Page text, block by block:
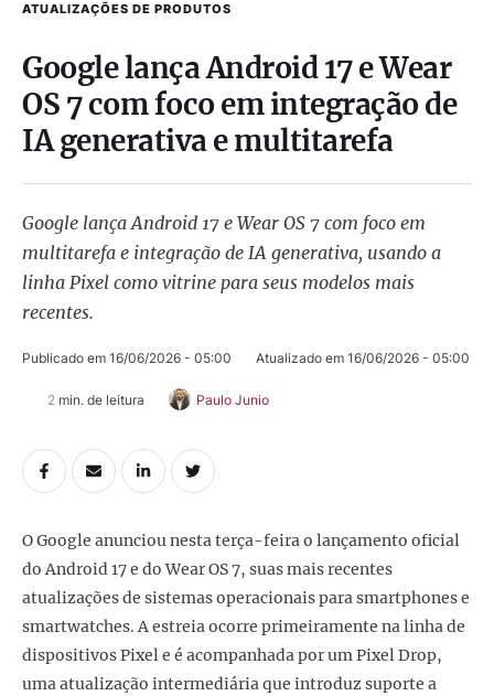
ATUALIZAÇÕES DE PRODUTOS
Google lança Android 17 e Wear
OS 7 com foco em integração de
IA generativa e multitarefa
Google lança Android 17 e Wear OS 7 com foco em
multitarefa e integração de IA generativa, usando a
linha Pixel como vitrine para seus modelos mais
recentes.
Publicado em 16/06/2026 - 05:00 Atualizado em 16/06/2026 - 05:00
2 min. de leitura Paulo Junio
O Google anunciou nesta terça-feira o lançamento oficial
do Android 17 e do Wear OS 7, suas mais recentes
atualizações de sistemas operacionais para smartphones e
smartwatches. A estreia ocorre primeiramente na linha de
dispositivos Pixel e é acompanhada por um Pixel Drop,
uma atualização intermediária que introduz suporte a